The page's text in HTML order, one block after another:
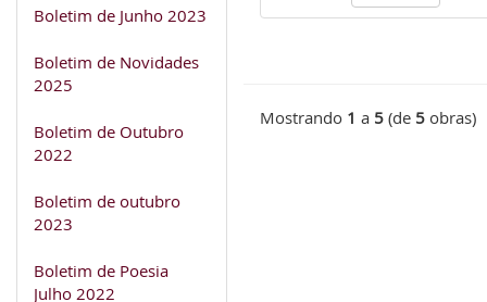
Boletim de Junho 2023
Boletim de Novidades
2025
Boletim de Outubro
2022
Boletim de outubro
2023
Boletim de Poesia
Julho 2022
Mostrando 1 a 5 (de 5 obras)